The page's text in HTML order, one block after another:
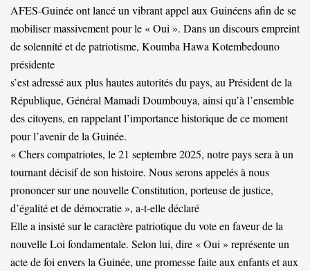
AFES-Guinée ont lancé un vibrant appel aux Guinéens afin de se
mobiliser massivement pour le « Oui ». Dans un discours empreint
de solennité et de patriotisme, Koumba Hawa Kotembedouno
présidente
s’est adressé aux plus hautes autorités du pays, au Président de la
République, Général Mamadi Doumbouya, ainsi qu’à l’ensemble
des citoyens, en rappelant l’importance historique de ce moment
pour l’avenir de la Guinée.
« Chers compatriotes, le 21 septembre 2025, notre pays sera à un
tournant décisif de son histoire. Nous serons appelés à nous
prononcer sur une nouvelle Constitution, porteuse de justice,
d’égalité et de démocratie », a-t-elle déclaré
Elle a insisté sur le caractère patriotique du vote en faveur de la
nouvelle Loi fondamentale. Selon lui, dire « Oui » représente un
acte de foi envers la Guinée, une promesse faite aux enfants et aux